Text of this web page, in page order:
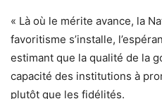
« Là où le mérite avance, la
favoritisme s’installe,
estimant que la qualité de la
capacité des institutions à
plutôt que les fidélités.